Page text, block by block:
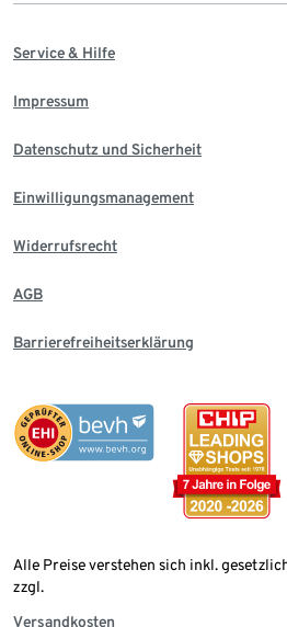
Service & Hilfe
Impressum
Datenschutz und Sicherheit
Einwilligungsmanagement
Widerrufsrecht
AGB
Barrierefreiheitserklärung
Alle Preise verstehen sich inkl.
zzgl.
Versandkosten